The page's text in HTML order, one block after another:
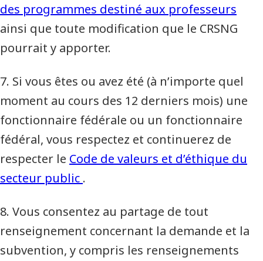
des programmes destiné aux professeurs
ainsi que toute modification que le CRSNG
pourrait y apporter.
7. Si vous êtes ou avez été (à n’importe quel
moment au cours des 12 derniers mois) une
fonctionnaire fédérale ou un fonctionnaire
fédéral, vous respectez et continuerez de
respecter le Code de valeurs et d’éthique du
secteur public .
8. Vous consentez au partage de tout
renseignement concernant la demande et la
subvention, y compris les renseignements